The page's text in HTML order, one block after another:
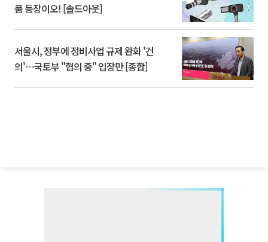
품 등장이오! [솔드아웃]
서울시, 정부에 정비사업 규제 완화 '건
의'⋯국토부 "협의 중" 입장만 [종합]